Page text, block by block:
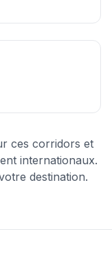
ces corridors et
internationaux.
destination.